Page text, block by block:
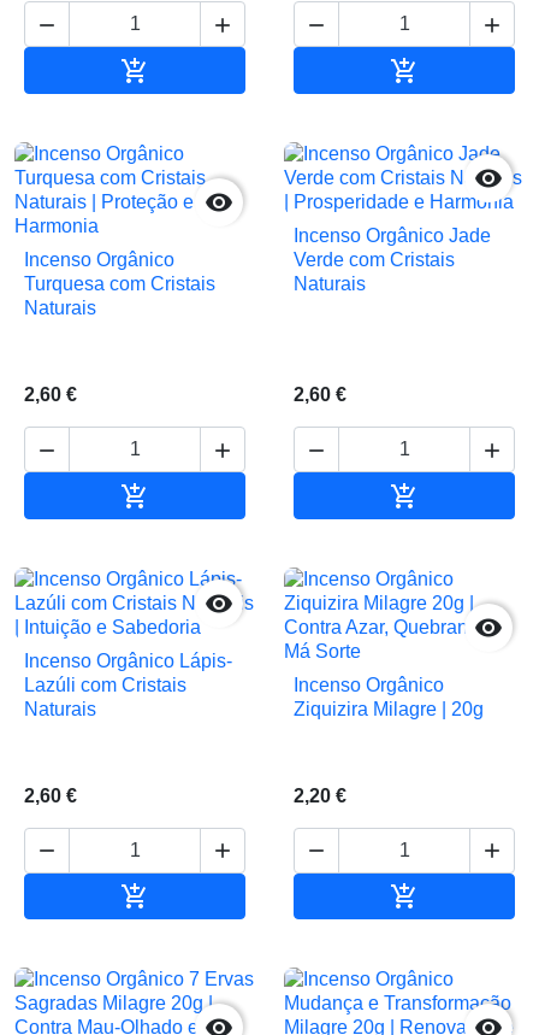
 

 


Incenso Orgânico
Turquesa com Cristais
Naturais
2,60 €
 


Incenso Orgânico Jade
Verde com Cristais
Naturais
2,60 €
 


Incenso Orgânico Lápis-
Lazúli com Cristais
Naturais
2,60 €
 


Incenso Orgânico
Ziquizira Milagre | 20g
2,20 €
 

 